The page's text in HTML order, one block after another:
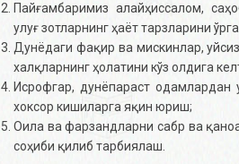
Пайғамбаримиз алайҳиссалом,
улуғ зотларнинг ҳаёт тарзларини
Дунёдаги фақир ва мискинлар,
халқларнинг ҳолатини кўз олдига
Исрофгар, дунёпараст одамлардан
хоксор кишиларга яқин юриш;
Оила ва фарзандларни сабр ва
соҳиби қилиб тарбиялаш.